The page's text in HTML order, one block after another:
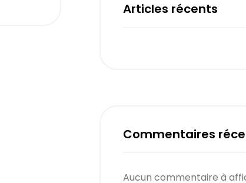
Articles récents
Commentaires
Aucun commentaire à